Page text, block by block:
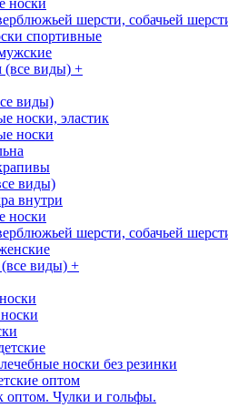
носки
шерсти, собачьей
спортивные
(все виды) +
виды)
носки, эластик
носки
виды)
внутри
носки
шерсти, собачьей
виды) +
носки без резинки
оптом
оптом. Чулки и гольфы.